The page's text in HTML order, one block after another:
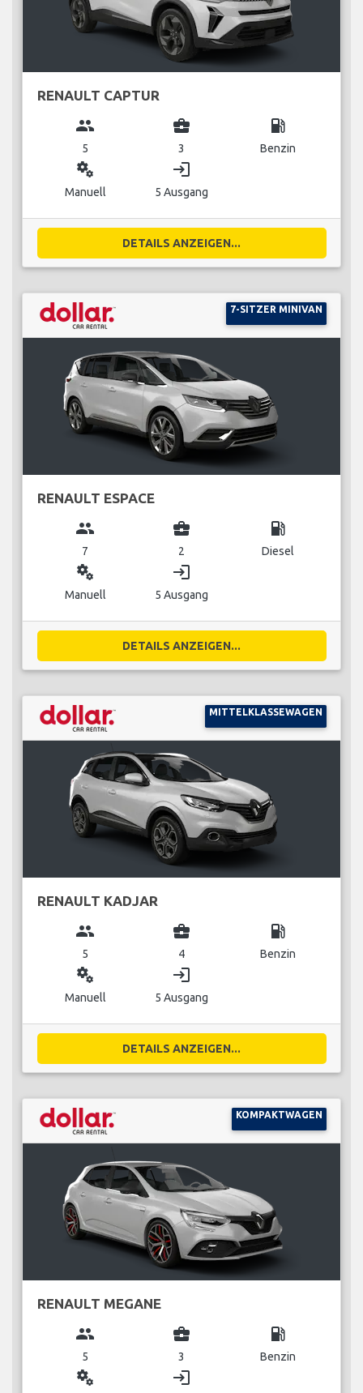
RENAULT CAPTUR
group
5
business_center
3
local_gas_station
Benzin
miscellaneous_services
Manuell
login
5 Ausgang
DETAILS ANZEIGEN...
7-SITZER MINIVAN
RENAULT ESPACE
group
7
business_center
2
local_gas_station
Diesel
miscellaneous_services
Manuell
login
5 Ausgang
DETAILS ANZEIGEN...
MITTELKLASSEWAGEN
RENAULT KADJAR
group
5
business_center
4
local_gas_station
Benzin
miscellaneous_services
Manuell
login
5 Ausgang
DETAILS ANZEIGEN...
KOMPAKTWAGEN
RENAULT MEGANE
group
5
business_center
3
local_gas_station
Benzin
miscellaneous_services login